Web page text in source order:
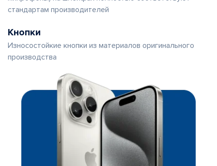
стандартам производителей
Кнопки
Износостойкие кнопки из материалов оригинального
производства